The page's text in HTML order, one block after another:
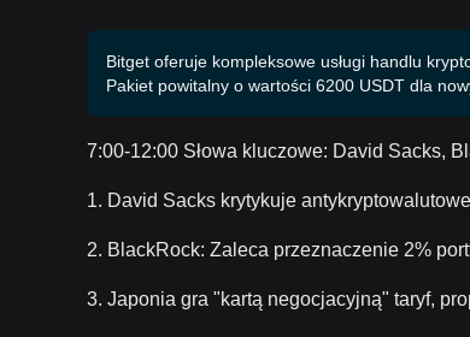
Bitget oferuje kompleksowe usługi handlu
Pakiet powitalny o wartości 6200 USDT dla
7:00-12:00 Słowa kluczowe: David Sacks,
1. David Sacks krytykuje
2. BlackRock: Zaleca przeznaczenie 2%
3. Japonia gra "kartą negocjacyjną" taryf,